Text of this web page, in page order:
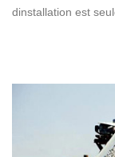
dinstallation est